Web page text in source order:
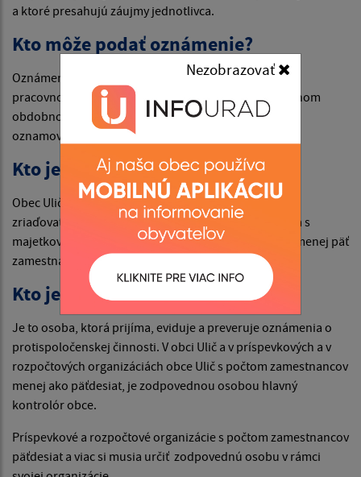
Nezobrazovať
a ktoré presahujú záujmy jednotlivca.
Kto môže podať oznámenie?
Oznámenie môže podať fyzická osoba, ktorá je v
pracovnoprávnom vzťahu k zamestnávateľovi alebo inom
obdobnom vzťahu k zamestnávateľovi a anonymný
oznamovateľ.
Kto je zamestnávateľom?
Obec Ulič, príspevkové a rozpočtové organizácie v
zriaďovateľskej pôsobnosti obci Ulič, právnická osoba s
majetkovou účasťou obce Ulič, ktorá zamestnáva najmenej päť
zamestnancov.
Kto je zodpovedná osoba?
Je to osoba, ktorá prijíma, eviduje a preveruje oznámenia o
protispoločenskej činnosti. V obci Ulič a v príspevkových a v
rozpočtových organizáciách obce Ulič s počtom zamestnancov
menej ako päťdesiat, je zodpovednou osobou hlavný
kontrolór obce.
Príspevkové a rozpočtové organizácie s počtom zamestnancov
päťdesiat a viac si musia určiť zodpovednú osobu v rámci